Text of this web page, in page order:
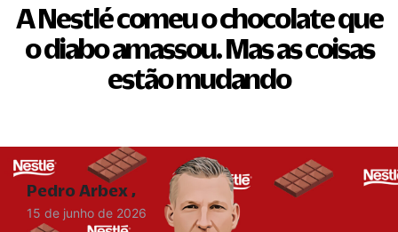
A Nestlé comeu o chocolate que
o diabo amassou. Mas as coisas
estão mudando
15 de junho de 2026
Pedro Arbex